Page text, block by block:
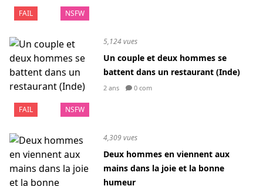
FAIL NSFW
FAIL NSFW
5,124 vues
Un couple et deux hommes se
battent dans un restaurant (Inde)
2 ans 0 com
4,309 vues
Deux hommes en viennent aux
mains dans la joie et la bonne
humeur